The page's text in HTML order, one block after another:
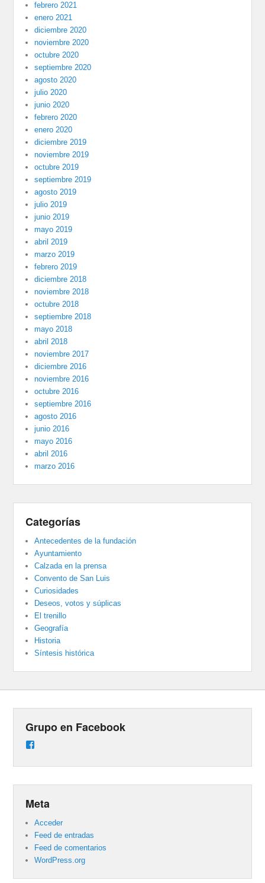
febrero 2021
enero 2021
diciembre 2020
noviembre 2020
octubre 2020
septiembre 2020
agosto 2020
julio 2020
junio 2020
febrero 2020
enero 2020
diciembre 2019
noviembre 2019
octubre 2019
septiembre 2019
agosto 2019
julio 2019
junio 2019
mayo 2019
abril 2019
marzo 2019
febrero 2019
diciembre 2018
noviembre 2018
octubre 2018
septiembre 2018
mayo 2018
abril 2018
noviembre 2017
diciembre 2016
noviembre 2016
octubre 2016
septiembre 2016
agosto 2016
junio 2016
mayo 2016
abril 2016
marzo 2016
Categorías
Antecedentes de la fundación
Ayuntamiento
Calzada en la prensa
Convento de San Luis
Curiosidades
Deseos, votos y súplicas
El trenillo
Geografía
Historia
Síntesis histórica
Grupo en Facebook
en
Meta
Acceder
Feed de entradas
Feed de comentarios
WordPress.org